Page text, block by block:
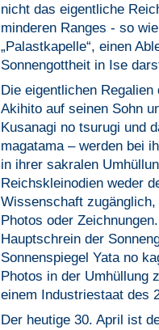
nicht das eigentliche
minderen Ranges - so
„Palastkapelle“, einen
Sonnengottheit in Ise
Die eigentlichen
Akihito auf seinen Sohn
Kusanagi no tsurugi und
magatama – werden bei
in ihrer sakralen
Reichskleinodien weder
Wissenschaft
Photos oder
Hauptschrein der
Sonnenspiegel Yata no
Photos in der Umhüllung
einem Industriestaat des
Der heutige 30. April ist